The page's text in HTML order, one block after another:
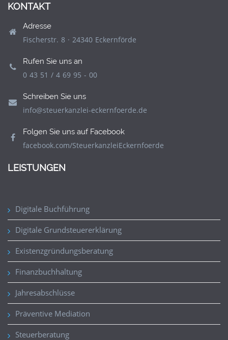
KONTAKT
Adresse
Fischerstr. 8 · 24340 Eckernförde
Rufen Sie uns an
0 43 51 / 4 69 95 - 00
Schreiben Sie uns
info@steuerkanzlei-eckernfoerde.de
Folgen Sie uns auf Facebook
facebook.com/SteuerkanzleiEckernfoerde
LEISTUNGEN
Digitale Buchführung
Digitale Grundsteuererklärung
Existenzgründungsberatung
Finanzbuchhaltung
Jahresabschlüsse
Präventive Mediation
Steuerberatung